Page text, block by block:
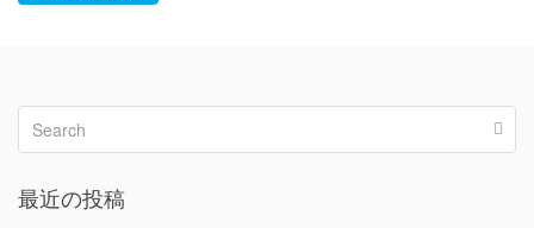
最近の投稿